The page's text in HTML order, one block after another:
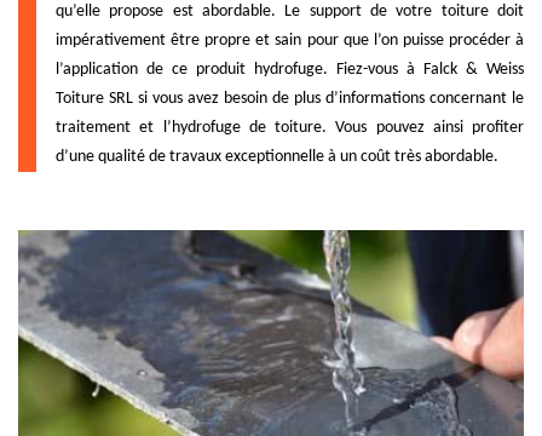
qu’elle propose est abordable. Le support de votre toiture doit
impérativement être propre et sain pour que l’on puisse procéder à
l’application de ce produit hydrofuge. Fiez-vous à Falck & Weiss
Toiture SRL si vous avez besoin de plus d’informations concernant le
traitement et l’hydrofuge de toiture. Vous pouvez ainsi profiter
d’une qualité de travaux exceptionnelle à un coût très abordable.